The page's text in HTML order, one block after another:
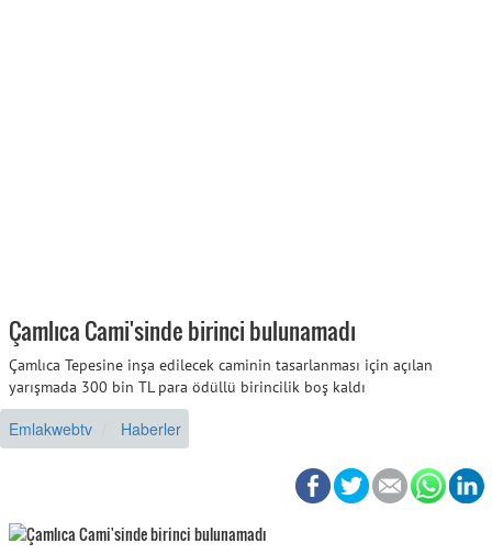
Çamlıca Cami'sinde birinci bulunamadı
Çamlıca Tepesine inşa edilecek caminin tasarlanması için açılan
yarışmada 300 bin TL para ödüllü birincilik boş kaldı
Emlakwebtv Haberler